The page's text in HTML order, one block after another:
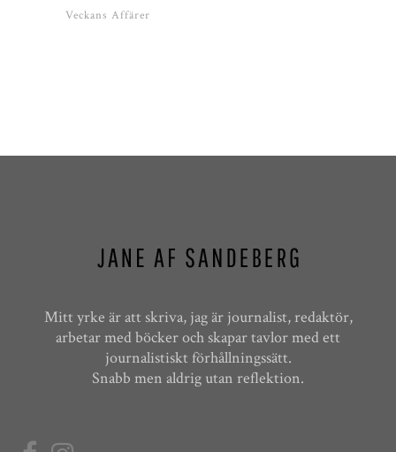
Veckans Affärer
Mitt yrke är att skriva, jag är journalist, redaktör,
arbetar med böcker och skapar tavlor med ett
journalistiskt förhållningssätt.
Snabb men aldrig utan reflektion.